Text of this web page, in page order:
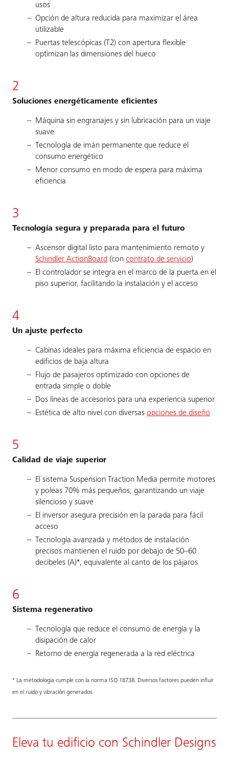
usos
Opción de altura reducida para maximizar el área
utilizable
Puertas telescópicas (T2) con apertura flexible
optimizan las dimensiones del hueco
2
Soluciones energéticamente eficientes
Máquina sin engranajes y sin lubricación para un viaje
suave
Tecnología de imán permanente que reduce el
consumo energético
Menor consumo en modo de espera para máxima
eficiencia
3
Tecnología segura y preparada para el futuro
Ascensor digital listo para mantenimiento remoto y
Schindler ActionBoard (con contrato de servicio)
El controlador se integra en el marco de la puerta en el
piso superior, facilitando la instalación y el acceso
4
Un ajuste perfecto
Cabinas ideales para máxima eficiencia de espacio en
edificios de baja altura
Flujo de pasajeros optimizado con opciones de
entrada simple o doble
Dos líneas de accesorios para una experiencia superior
Estética de alto nivel con diversas opciones de diseño
5
Calidad de viaje superior
El sistema Suspension Traction Media permite motores
y poleas 70% más pequeños, garantizando un viaje
silencioso y suave
El inversor asegura precisión en la parada para fácil
acceso
Tecnología avanzada y métodos de instalación
precisos mantienen el ruido por debajo de 50–60
decibeles (A)*, equivalente al canto de los pájaros
6
Sistema regenerativo
Tecnología que reduce el consumo de energía y la
disipación de calor
Retorno de energía regenerada a la red eléctrica
* La metodología cumple con la norma ISO 18738. Diversos factores pueden influir
en el ruido y vibración generados.
Eleva tu edificio con Schindler Designs